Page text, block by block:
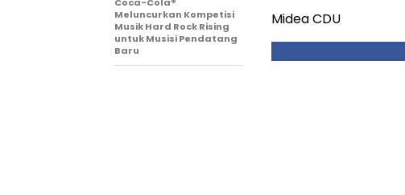
Midea CDU
Coca-Cola®
Meluncurkan Kompetisi
Musik Hard Rock Rising
untuk Musisi Pendatang
Baru